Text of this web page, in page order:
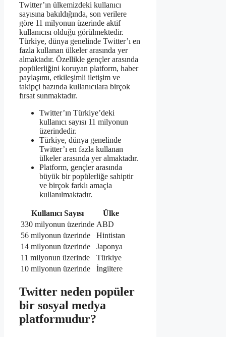
Twitter’ın ülkemizdeki kullanıcı
sayısına bakıldığında, son verilere
göre 11 milyonun üzerinde aktif
kullanıcısı olduğu görülmektedir.
Türkiye, dünya genelinde Twitter’ı en
fazla kullanan ülkeler arasında yer
almaktadır. Özellikle gençler arasında
popülerliğini koruyan platform, haber
paylaşımı, etkileşimli iletişim ve
takipçi bazında kullanıcılara birçok
fırsat sunmaktadır.
Twitter’ın Türkiye’deki
kullanıcı sayısı 11 milyonun
üzerindedir.
Türkiye, dünya genelinde
Twitter’ı en fazla kullanan
ülkeler arasında yer almaktadır.
Platform, gençler arasında
büyük bir popülerliğe sahiptir
ve birçok farklı amaçla
kullanılmaktadır.
Kullanıcı Sayısı
Ülke
330 milyonun üzerinde ABD
56 milyonun üzerinde
Hintistan
14 milyonun üzerinde
Japonya
11 milyonun üzerinde
Türkiye
10 milyonun üzerinde
İngiltere
Twitter neden popüler
bir sosyal medya
platformudur?